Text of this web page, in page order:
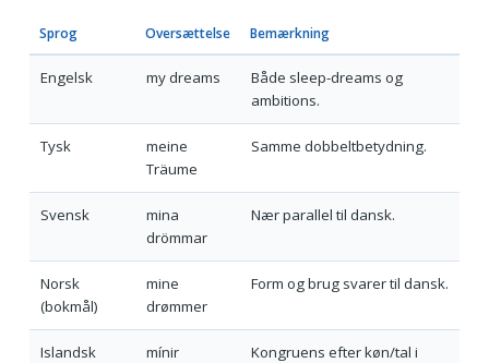
Sprog Oversættelse Bemærkning
Engelsk my dreams
Både sleep-dreams og
ambitions.
Tysk
meine
Träume
Samme dobbeltbetydning.
Svensk
mina
drömmar
Nær parallel til dansk.
Norsk
(bokmål)
mine
drømmer
Form og brug svarer til dansk.
Islandsk
mínir
Kongruens efter køn/tal i